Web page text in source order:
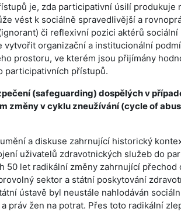
je, zda participativní úsilí produkuje
vést k sociálně spravedlivější a
či reflexivní pozici aktérů
vytvořit organizační a institucionální
prostoru, ve kterém jsou přijímány
participativních přístupů.
(safeguarding) dospělých v
změny v cyklu zneužívání (cycle of
a diskuse zahrnující historický
uživatelů zdravotnických služeb do
50 let radikální změny zahrnující
sektor a státní poskytování
ústavě byl neustále nahlodáván
práv žen na potrat. Přes toto radikální